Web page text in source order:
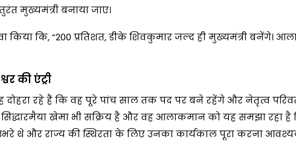
मुख्यमंत्री बनाया जाए।
किया कि, “200 प्रतिशत, डीके शिवकुमार जल्द ही मुख्यमंत्री बनेंगे।
की एंट्री
दोहरा रहे हैं कि वह पूरे पांच साल तक पद पर बने रहेंगे और नेतृत्व
सिद्धारमैया खेमा भी सक्रिय है और वह आलाकमान को यह समझा रहा
थे और राज्य की स्थिरता के लिए उनका कार्यकाल पूरा करना